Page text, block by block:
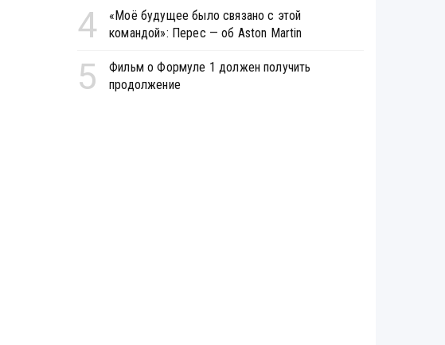
4
«Моё будущее было связано с этой
командой»: Перес — об Aston Martin
5
Фильм о Формуле 1 должен получить
продолжение